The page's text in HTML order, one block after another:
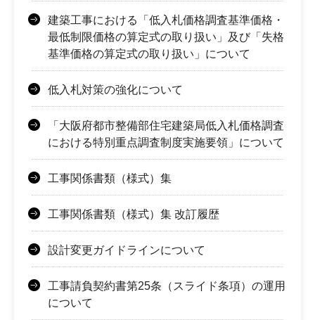
建築工事における「低入札価格調査基準価格・
最低制限価格の算定式の取り扱い」及び「失格
基準価格の算定式の取り扱い」について
低入札対策の強化について
「大阪府都市整備部住宅建築局低入札価格調査
における特別重点調査制度実施要領」について
工事関係書類（様式）集
工事関係書類（様式）集 改訂履歴
設計変更ガイドラインについて
工事請負契約書第25条（スライド条項）の運用
について